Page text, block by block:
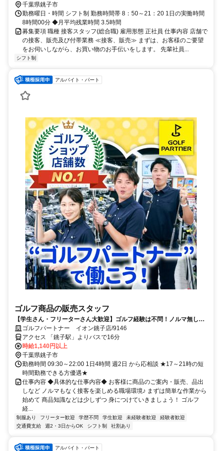
千葉県銚子市
勤務曜日・時間 シフト制 勤務時間帯 8：50～21：20 1日の実働時間
8時間00分 ◆月平均残業時間 3.5時間
募集要項 職種 接客スタッフ(総合職) 雇用形態 正社員 仕事内容 店舗で
の接客、販売及び付帯業務 ≪接客、販売≫ まずは、お客様のご要望
をお伺いしながら、お買い物のお手伝いをします。 先輩社員...
シフト制
アルバイト・パート
ゴルフ商品の販売スタッフ
【学生さん・フリーターさん大歓迎】ゴルフ経験は不問！ノルマ無しの
販売スタッフ◎お得な社員割引もあり♪
ゴルフパートナー イオン銚子店/9146
アクセス 「銚子駅」よりバスで16分
時給1,140円以上
千葉県銚子市
勤務時間 09:30～22:00 1日4時間 週2日 から応相談 ★17～21時の短
時間勤務できる方優遇★
仕事内容 ◆具体的な仕事内容◆ お客様に商品のご案内・販売、品出
しなど ノルマもなく接客を楽しめる職場環境♪ まずは簡単な作業から
始めて 商品知識などは少しずつ 身につけていきましょう！ ゴルフ
経...
制服あり フリーター歓迎 学歴不問 学生歓迎 未経験者歓迎
経験者歓迎
交通費支給
週2・3日からOK シフト制 社割あり
アルバイト・パート